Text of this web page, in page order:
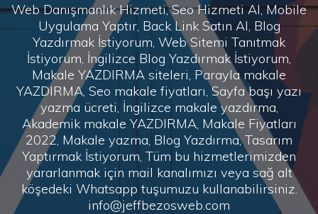
Web Danışmanlık Hizmeti, Seo Hizmeti Al, Mobile
Uygulama Yaptır, Back Link Satın Al, Blog
Yazdırmak İstiyorum, Web Sitemi Tanıtmak
İstiyorum, İngilizce Blog Yazdırmak İstiyorum,
Makale YAZDIRMA siteleri, Parayla makale
YAZDIRMA, Seo makale fiyatları, Sayfa başı yazı
yazma ücreti, İngilizce makale yazdırma,
Akademik makale YAZDIRMA, Makale Fiyatları
2022, Makale yazma, Blog Yazdırma, Tasarım
Yaptırmak İstiyorum, Tüm bu hizmetlerimizden
yararlanmak için mail kanalımızı veya sağ alt
köşedeki Whatsapp tuşumuzu kullanabilirsiniz.
info@jeffbezosweb.com